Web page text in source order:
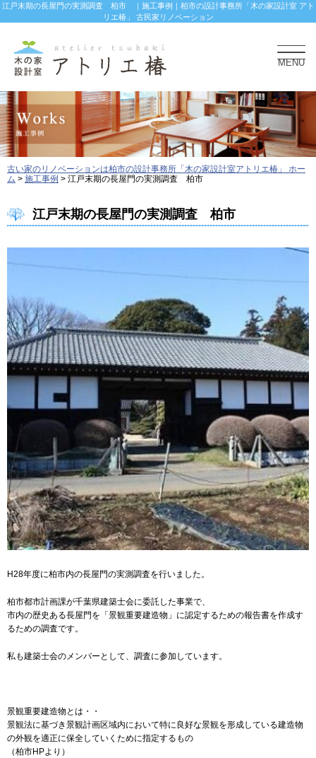
江戸末期の長屋門の実測調査 柏市 ｜施工事例｜柏市の設計事務所「木の家設計室 アト
リエ椿」 古民家リノベーション
MENU
古い家のリノベーションは柏市の設計事務所「木の家設計室アトリエ椿」 ホー
ム > 施工事例 > 江戸末期の長屋門の実測調査 柏市
江戸末期の長屋門の実測調査 柏市
H28年度に柏市内の長屋門の実測調査を行いました。
柏市都市計画課が千葉県建築士会に委託した事業で、
市内の歴史ある長屋門を「景観重要建造物」に認定するための報告書を作成す
るための調査です。
私も建築士会のメンバーとして、調査に参加しています。
景観重要建造物とは・・
景観法に基づき景観計画区域内において特に良好な景観を形成している建造物
の外観を適正に保全していくために指定するもの
（柏市HPより）